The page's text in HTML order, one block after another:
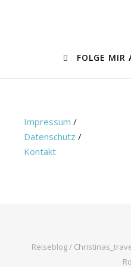
FOLGE MIR
Impressum /
Datenschutz /
Kontakt
Reiseblog /